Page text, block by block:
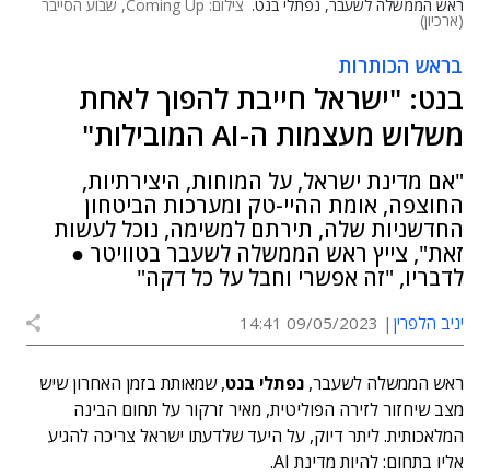
ראש הממשלה לשעבר, נפתלי בנט. צילום: Coming Up, שבוע הסייבר
(ארכיון)
בראש הכותרות
בנט: "ישראל חייבת להפוך לאחת
משלוש מעצמות ה-AI המובילות"
"אם מדינת ישראל, על המוחות, היצירתיות,
החוצפה, אומת ההיי-טק ומערכות הביטחון
החדשניות שלה, תירתם למשימה, נוכל לעשות
זאת", צייץ ראש הממשלה לשעבר בטוויטר ●
לדבריו, "זה אפשרי וחבל על כל דקה"
יניב הלפרין 09/05/2023 14:41
ראש הממשלה לשעבר, נפתלי בנט, שמאותת בזמן האחרון שיש
מצב שיחזור לזירה הפוליטית, מאיר זרקור על תחום הבינה
המלאכותית. ליתר דיוק, על היעד שלדעתו ישראל צריכה להגיע
אליו בתחום: להיות מדינת AI.